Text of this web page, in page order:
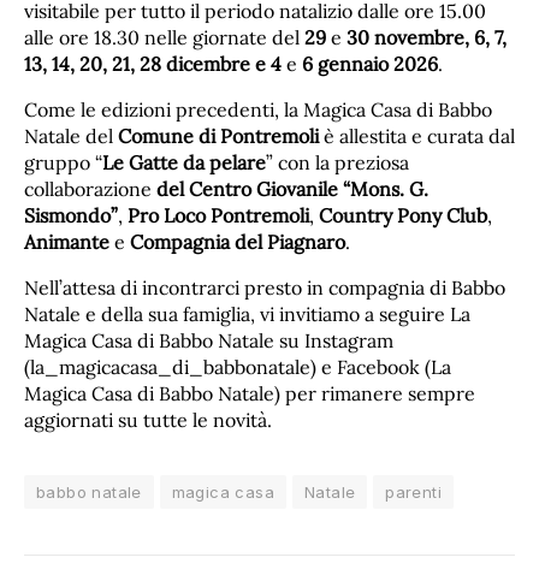
visitabile per tutto il periodo natalizio dalle ore 15.00
alle ore 18.30 nelle giornate del 29 e 30 novembre, 6, 7,
13, 14, 20, 21, 28 dicembre e 4 e 6 gennaio 2026.
Come le edizioni precedenti, la Magica Casa di Babbo
Natale del Comune di Pontremoliè allestita e curata dal
gruppo “Le Gatte da pelare” con la preziosa
collaborazione del Centro Giovanile “Mons. G.
Sismondo”, Pro Loco Pontremoli, Country Pony Club,
Animante e Compagnia del Piagnaro.
Nell’attesa di incontrarci presto in compagnia di Babbo
Natale e della sua famiglia, vi invitiamo a seguire La
Magica Casa di Babbo Natale su Instagram
(la_magicacasa_di_babbonatale) e Facebook (La
Magica Casa di Babbo Natale) per rimanere sempre
aggiornati su tutte le novità.
babbo natale magica casa Natale parenti